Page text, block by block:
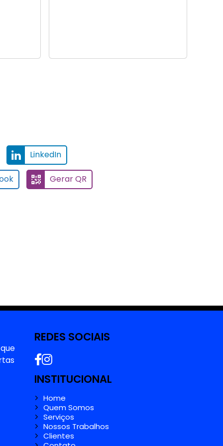
LinkedIn
Gerar QR
REDES SOCIAIS
INSTITUCIONAL
Home
Quem Somos
Serviços
Nossos Trabalhos
Clientes